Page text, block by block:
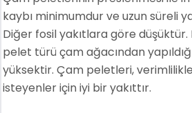
kaybı minimumdur ve uzun süreli
Diğer fosil yakıtlara göre düşüktür.
pelet türü çam ağacından
yüksektir. Çam peletleri,
isteyenler için iyi bir yakıttır.